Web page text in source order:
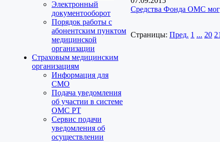
Электронный
документооборот
Порядок работы с
абонентским пунктом
медицинской
организации
Страховым медицинским
организациям
Информация для
СМО
Подача уведомления
об участии в системе
ОМС РТ
Сервис подачи
уведомления об
осуществлении
Средства Фонда ОМС
Страницы: Пред. 1 ... 20